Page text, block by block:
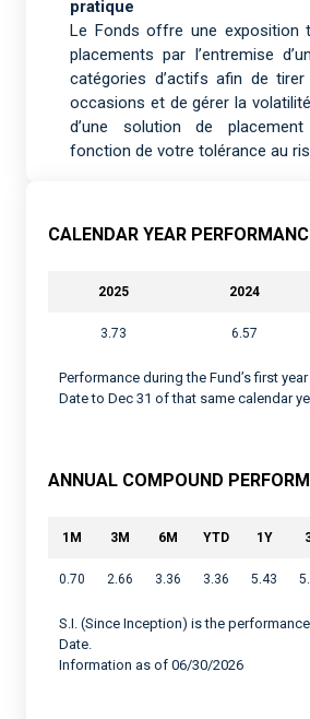
pratique
Le Fonds offre une exposition
placements par l’entremise
catégories d’actifs afin de
occasions et de gérer la
d’une solution de
fonction de votre tolérance au
CALENDAR YEAR
2025 2024
3.73 6.57
Performance during the Fund’s first
Date to Dec 31 of that same calendar
ANNUAL COMPOUND
1M 3M 6M YTD 1Y
0.70 2.66 3.36 3.36 5.43
S.I. (Since Inception) is the
Date.
Information as of 06/30/2026